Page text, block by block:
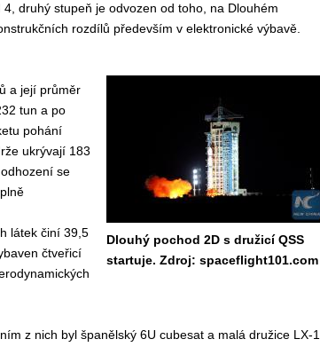
druhý stupeň je odvozen od toho, na Dlouhém
rozdílů především v elektronické výbavě.
Dlouhý pochod 2D s družicí QSS
startuje. Zdroj: spaceflight101.com
a její průměr
tun a po
pohání
ukrývají 183
se
látek činí 39,5
čtveřicí
z nich byl španělský 6U cubesat a malá družice LX-1,